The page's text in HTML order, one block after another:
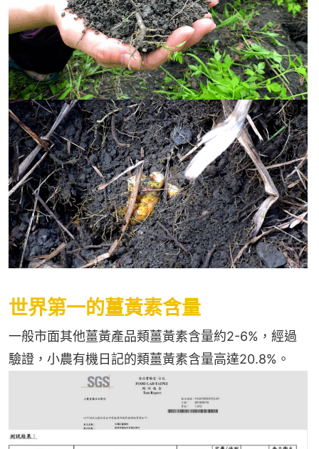
世界第一的薑黃素含量
一般市面其他薑黃產品類薑黃素含量約2-6%，經過
驗證，小農有機日記的類薑黃素含量高達20.8%。